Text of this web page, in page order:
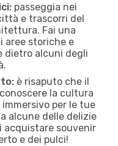
passeggia nei
e trascorri del
Fai una
aree storiche e
dietro alcuni degli
è risaputo che il
la cultura
per le tue
alcune delle delizie
acquistare souvenir
e dei pulci!